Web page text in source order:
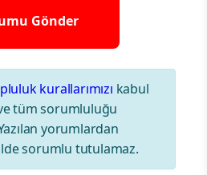
kurallarımızı kabul
tüm sorumluluğu
yorumlardan
sorumlu tutulamaz.